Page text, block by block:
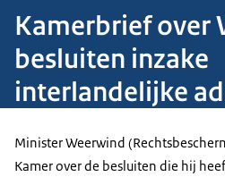
Kamerbrief over
besluiten inzake
interlandelijke
Minister Weerwind
Kamer over de besluiten die hij